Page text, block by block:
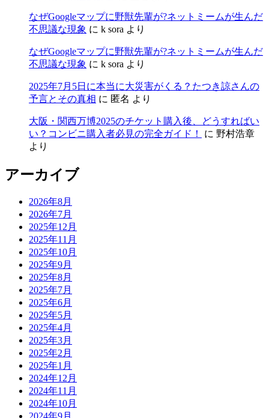
なぜGoogleマップに野獣先輩が?ネットミームが生んだ
不思議な現象 に k sora より
なぜGoogleマップに野獣先輩が?ネットミームが生んだ
不思議な現象 に k sora より
2025年7月5日に本当に大災害がくる？たつき諒さんの
予言とその真相 に 匿名 より
大阪・関西万博2025のチケット購入後、どうすればい
い？コンビニ購入者必見の完全ガイド！
に 野村浩章
より
アーカイブ
2026年8月
2026年7月
2025年12月
2025年11月
2025年10月
2025年9月
2025年8月
2025年7月
2025年6月
2025年5月
2025年4月
2025年3月
2025年2月
2025年1月
2024年12月
2024年11月
2024年10月